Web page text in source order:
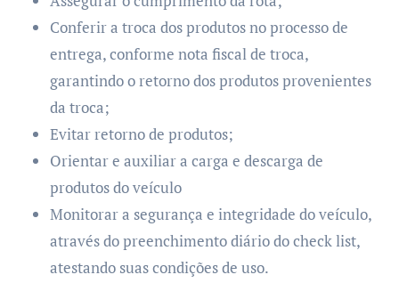
Conferir a troca dos produtos no processo de
entrega, conforme nota fiscal de troca,
garantindo o retorno dos produtos provenientes
da troca;
Evitar retorno de produtos;
Orientar e auxiliar a carga e descarga de
produtos do veículo
Monitorar a segurança e integridade do veículo,
através do preenchimento diário do check list,
atestando suas condições de uso.